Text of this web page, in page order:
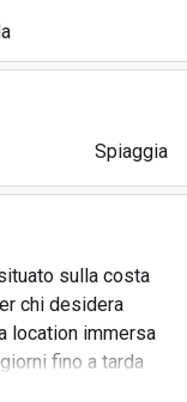
Spiaggia
sulla costa
chi desidera
location immersa
fino a tarda